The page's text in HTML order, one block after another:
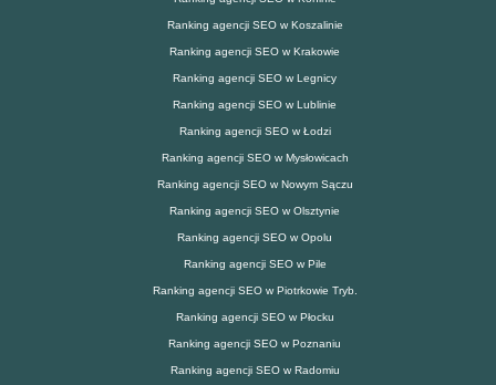
Ranking agencji SEO w Koszalinie
Ranking agencji SEO w Krakowie
Ranking agencji SEO w Legnicy
Ranking agencji SEO w Lublinie
Ranking agencji SEO w Łodzi
Ranking agencji SEO w Mysłowicach
Ranking agencji SEO w Nowym Sączu
Ranking agencji SEO w Olsztynie
Ranking agencji SEO w Opolu
Ranking agencji SEO w Pile
Ranking agencji SEO w Piotrkowie Tryb.
Ranking agencji SEO w Płocku
Ranking agencji SEO w Poznaniu
Ranking agencji SEO w Radomiu